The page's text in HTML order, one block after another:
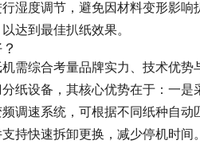
湿度调节，避免因材料变形影
达到最佳扒纸效果。
需综合考量品牌实力、技术优
纸设备，其核心优势在于：一
调速系统，可根据不同纸种自
持快速拆卸更换，减少停机时